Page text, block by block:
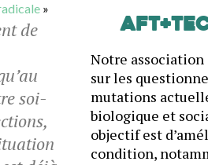
»
de
soi-
Notre
sur les
mutations
biologique et
objectif est
condition,